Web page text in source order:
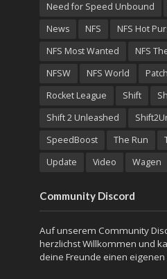
Need for Speed Unbound
News
NFS
NFS Hot
NFS Most Wanted
NFS
NFSW
NFS World Patch
Rocket League
Shift
Shift 2 Unleashed
SpeedBoost
The Run
Update
Video Wagen
Community Discord
Auf unserem Community
herzlichst Willkommen und
deine Freunde einen